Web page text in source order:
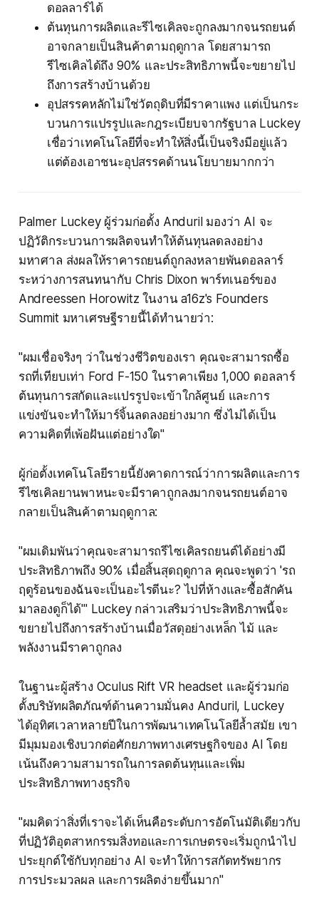
ดอลลาร์ได้
ต้นทุนการผลิตและรีไซเคิลจะถูกลงมากจนรถยนต์
อาจกลายเป็นสินค้าตามฤดูกาล โดยสามารถ
รีไซเคิลได้ถึง 90% และประสิทธิภาพนี้จะขยายไป
ถึงการสร้างบ้านด้วย
อุปสรรคหลักไม่ใช่วัตถุดิบที่มีราคาแพง แต่เป็นกระ
บวนการแปรรูปและกฎระเบียบจากรัฐบาล Luckey
เชื่อว่าเทคโนโลยีที่จะทำให้สิ่งนี้เป็นจริงมีอยู่แล้ว
แต่ต้องเอาชนะอุปสรรคด้านนโยบายมากกว่า
Palmer Luckey ผู้ร่วมก่อตั้ง Anduril มองว่า AI จะ
ปฏิวัติกระบวนการผลิตจนทำให้ต้นทุนลดลงอย่าง
มหาศาล ส่งผลให้ราคารถยนต์ถูกลงหลายพันดอลลาร์
ระหว่างการสนทนากับ Chris Dixon พาร์ทเนอร์ของ
Andreessen Horowitz ในงาน a16z's Founders
Summit มหาเศรษฐีรายนี้ได้ทำนายว่า:
"ผมเชื่อจริงๆ ว่าในช่วงชีวิตของเรา คุณจะสามารถซื้อ
รถที่เทียบเท่า Ford F-150 ในราคาเพียง 1,000 ดอลลาร์
ต้นทุนการสกัดและแปรรูปจะเข้าใกล้ศูนย์ และการ
แข่งขันจะทำให้มาร์จิ้นลดลงอย่างมาก ซึ่งไม่ได้เป็น
ความคิดที่เพ้อฝันแต่อย่างใด"
ผู้ก่อตั้งเทคโนโลยีรายนี้ยังคาดการณ์ว่าการผลิตและการ
รีไซเคิลยานพาหนะจะมีราคาถูกลงมากจนรถยนต์อาจ
กลายเป็นสินค้าตามฤดูกาล:
"ผมเดิมพันว่าคุณจะสามารถรีไซเคิลรถยนต์ได้อย่างมี
ประสิทธิภาพถึง 90% เมื่อสิ้นสุดฤดูกาล คุณจะพูดว่า 'รถ
ฤดูร้อนของฉันจะเป็นอะไรดีนะ? ไปที่ห้างและซื้อสักคัน
มาลองดูก็ได้'" Luckey กล่าวเสริมว่าประสิทธิภาพนี้จะ
ขยายไปถึงการสร้างบ้านเมื่อวัสดุอย่างเหล็ก ไม้ และ
พลังงานมีราคาถูกลง
ในฐานะผู้สร้าง Oculus Rift VR headset และผู้ร่วมก่อ
ตั้งบริษัทผลิตภัณฑ์ด้านความมั่นคง Anduril, Luckey
ได้อุทิศเวลาหลายปีในการพัฒนาเทคโนโลยีล้ำสมัย เขา
มีมุมมองเชิงบวกต่อศักยภาพทางเศรษฐกิจของ AI โดย
เน้นถึงความสามารถในการลดต้นทุนและเพิ่ม
ประสิทธิภาพทางธุรกิจ
"ผมคิดว่าสิ่งที่เราจะได้เห็นคือระดับการอัตโนมัติเดียวกับ
ที่ปฏิวัติอุตสาหกรรมสิ่งทอและการเกษตรจะเริ่มถูกนำไป
ประยุกต์ใช้กับทุกอย่าง AI จะทำให้การสกัดทรัพยากร
การประมวลผล และการผลิตง่ายขึ้นมาก"